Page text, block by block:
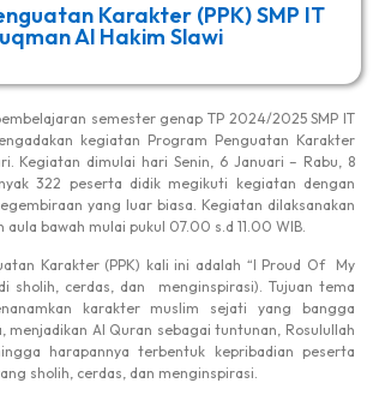
Karakter (PPK) SMP IT
Al Hakim Slawi
semester genap TP 2024/2025 SMP IT
kegiatan Program Penguatan Karakter
Kegiatan dimulai hari Senin, 6 Januari – Rabu, 8
322 peserta didik megikuti kegiatan dengan
yang luar biasa. Kegiatan dilaksanakan
bawah mulai pukul 07.00 s.d 11.00 WIB.
Karakter (PPK) kali ini adalah “I Proud Of My
sholih, cerdas, dan menginspirasi). Tujuan tema
karakter muslim sejati yang bangga
menjadikan Al Quran sebagai tuntunan, Rosulullah
harapannya terbentuk kepribadian peserta
sholih, cerdas, dan menginspirasi.